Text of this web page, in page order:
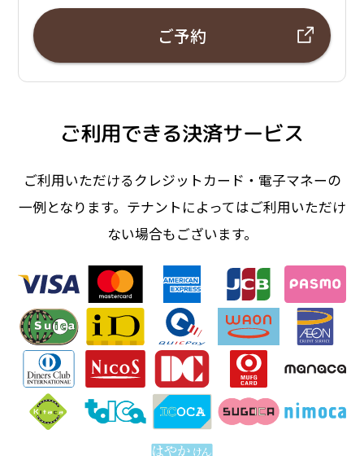
ご予約
ご利用できる決済サービス
ご利用いただけるクレジットカード・電子マネーの
一例となります。テナントによってはご利用いただけ
ない場合もございます。